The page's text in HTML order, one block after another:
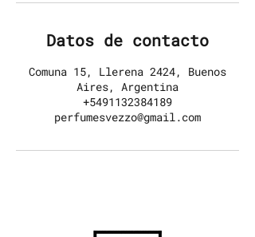
Datos de contacto
Comuna 15, Llerena 2424, Buenos
Aires, Argentina
+5491132384189
perfumesvezzo@gmail.com